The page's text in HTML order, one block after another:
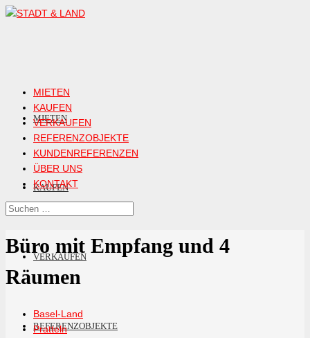
MIETEN
KAUFEN
VERKAUFEN
REFERENZOBJEKTE
MIETEN
KAUFEN
VERKAUFEN
REFERENZOBJEKTE
KUNDENREFERENZEN
ÜBER UNS
KONTAKT
Büro mit Empfang und 4
Räumen
Basel-Land
Pratteln